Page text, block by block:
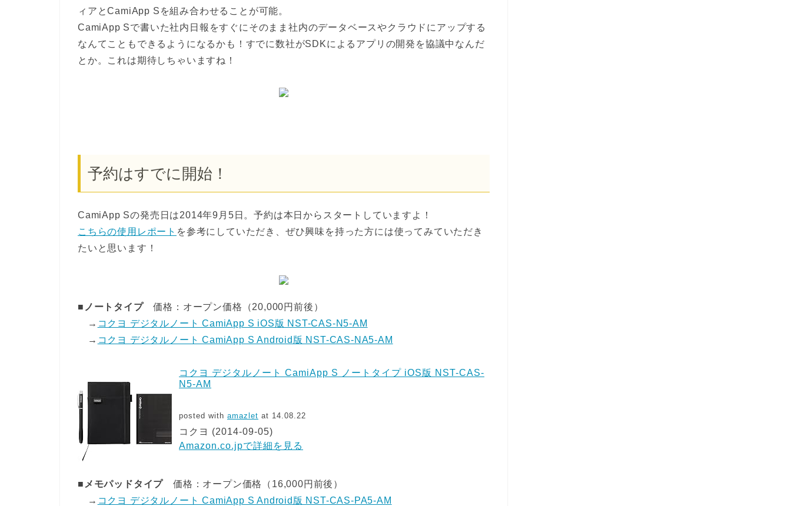
ィアとCamiApp Sを組み合わせることが可能。
CamiApp Sで書いた社内日報をすぐにそのまま社内のデータベースやクラウドにアップする
なんてこともできるようになるかも！すでに数社がSDKによるアプリの開発を協議中なんだ
とか。これは期待しちゃいますね！
予約はすでに開始！
CamiApp Sの発売日は2014年9月5日。予約は本日からスタートしていますよ！
こちらの使用レポート を参考にしていただき、ぜひ興味を持った方には使ってみていただき
たいと思います！
■ ノートタイプ価格：オープン価格（20,000円前後）
→ コクヨ デジタルノート CamiApp S iOS版 NST-CAS-N5-AM
→ コクヨ デジタルノート CamiApp S Android版 NST-CAS-NA5-AM
コクヨ デジタルノート CamiApp S ノートタイプ iOS版 NST-CAS-
N5-AM
posted with amazlet at 14.08.22
コクヨ (2014-09-05)
Amazon.co.jpで詳細を見る
■ メモパッドタイプ 価格：オープン価格（16,000円前後）
→ コクヨ デジタルノート CamiApp S Android版 NST-CAS-PA5-AM